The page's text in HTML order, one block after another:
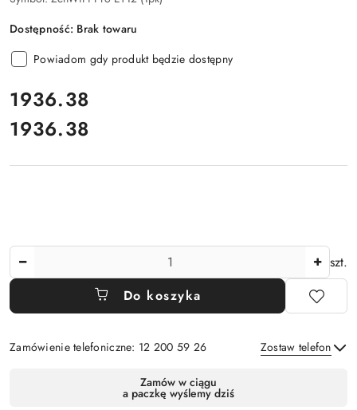
Dostępność: Brak towaru
Powiadom gdy produkt będzie dostępny
cena:
1936.38
Cena:
1936.38
szt.
Do koszyka
Zamówienie telefoniczne: 12 200 59 26 Zostaw telefon
Zamów w ciągu
a paczkę wyślemy dziś